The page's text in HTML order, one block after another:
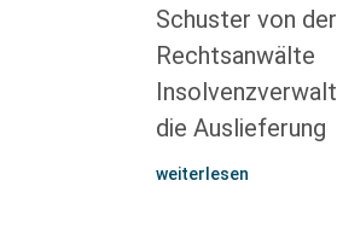
Schuster von
Rechtsanwälte
die Auslieferung
weiterlesen